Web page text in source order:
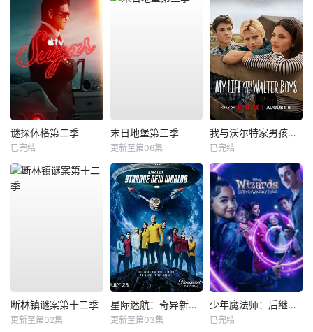
谜探休格第二季
已完结
末日地堡第三季
更新至第06集
我与沃尔特家男孩的生活第三季
已完结
断林镇谜案第十二季
更新至第02集
星际迷航：奇异新世界第四季
更新至第03集
少年魔法师：后继者第三季
已完结